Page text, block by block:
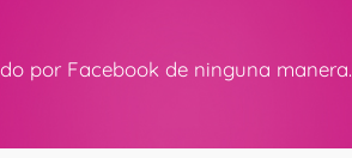
por Facebook de ninguna manera.